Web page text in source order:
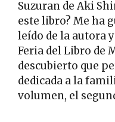
Suzuran de Aki
este libro? Me ha
leído de la autora
Feria del Libro de
descubierto que
dedicada a la
volumen, el